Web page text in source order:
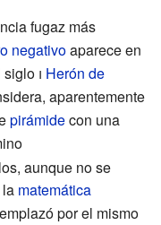
fugaz más
negativoaparece en
siglo i Herón de
aparentemente
pirámidecon una
{\sqrt {81-
144}}=3i{\sqrt
{7}}}
aunque no se
matemática
por el mismo